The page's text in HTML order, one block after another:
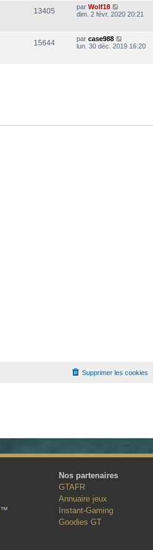
13405 par Wolf18
dim. 2 févr. 2020 20:21
15644 par case988
lun. 30 déc. 2019 16:20
Supprimer les cookies
™
Nos partenaires
GTAFR
Annuaire jeux
Instant-Gaming
Goodies GT